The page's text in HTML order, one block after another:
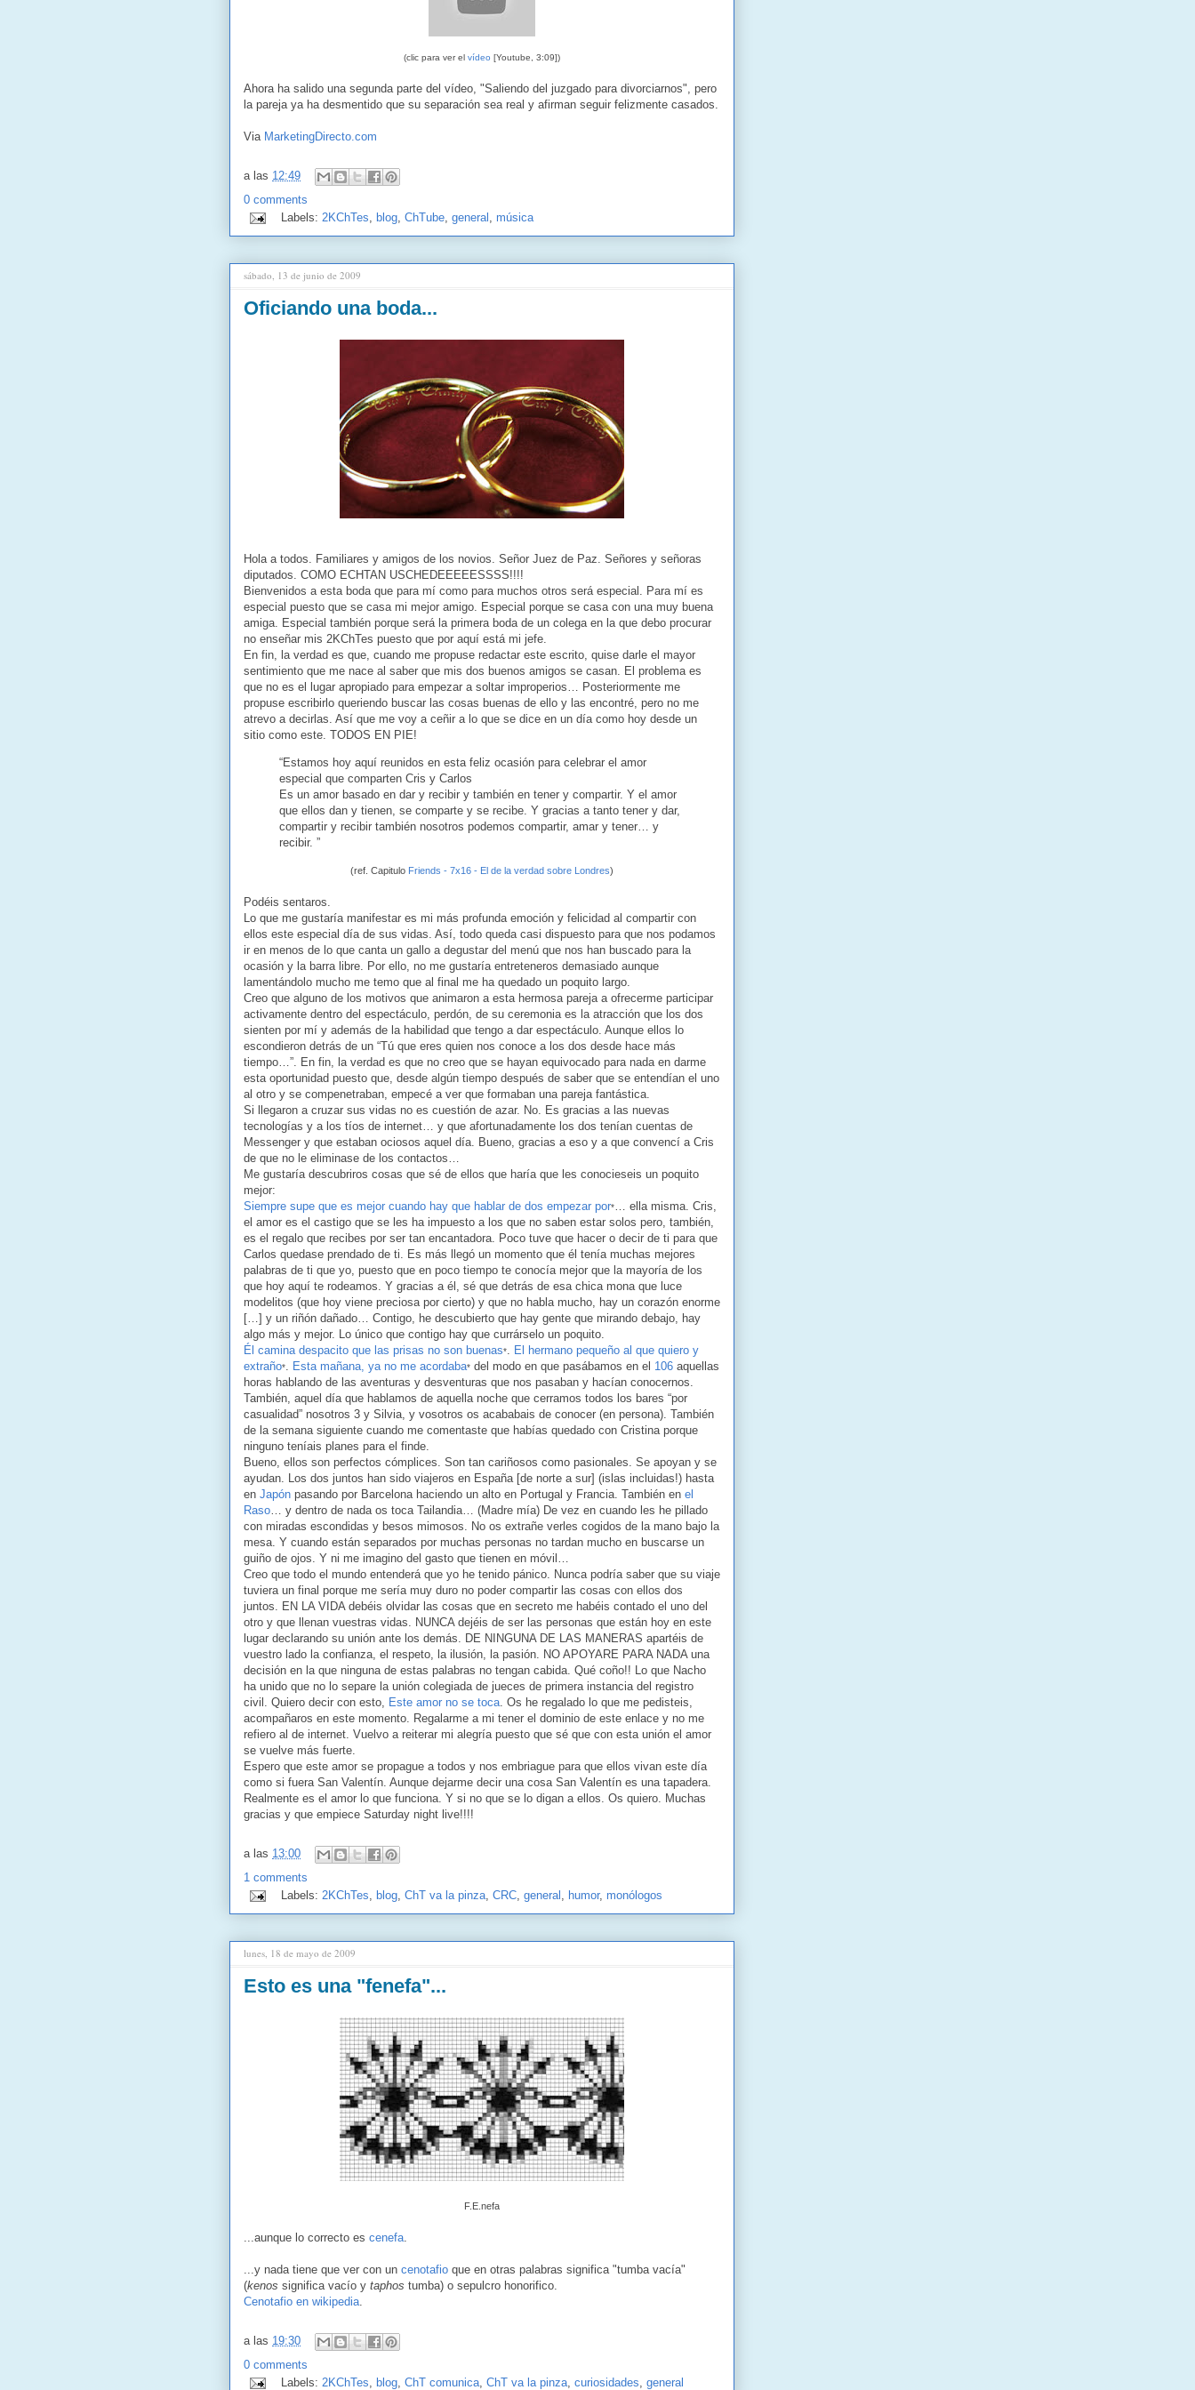
(clic para ver el vídeo [Youtube, 3:09])
Ahora ha salido una segunda parte del vídeo, "Saliendo del juzgado para divorciarnos", pero
la pareja ya ha desmentido que su separación sea real y afirman seguir felizmente casados.
Via MarketingDirecto.com
a las 12:49
0 comments
Labels: 2KChTes blog, ChTube, general música
sábado, 13 de junio de 2009
Oficiando una boda...
Hola a todos. Familiares y amigos de los novios. Señor Juez de Paz. Señores y señoras
diputados. COMO ECHTAN USCHEDEEEEESSSS!!!!
Bienvenidos a esta boda que para mí como para muchos otros será especial. Para mí es
especial puesto que se casa mi mejor amigo. Especial porque se casa con una muy buena
amiga. Especial también porque será la primera boda de un colega en la que debo procurar
no enseñar mis 2KChTes puesto que por aquí está mi jefe.
En fin, la verdad es que, cuando me propuse redactar este escrito, quise darle el mayor
sentimiento que me nace al saber que mis dos buenos amigos se casan. El problema es
que no es el lugar apropiado para empezar a soltar improperios… Posteriormente me
propuse escribirlo queriendo buscar las cosas buenas de ello y las encontré, pero no me
atrevo a decirlas. Así que me voy a ceñir a lo que se dice en un día como hoy desde un
sitio como este. TODOS EN PIE!
“Estamos hoy aquí reunidos en esta feliz ocasión para celebrar el amor
especial que comparten Cris y Carlos
Es un amor basado en dar y recibir y también en tener y compartir. Y el amor
que ellos dan y tienen, se comparte y se recibe. Y gracias a tanto tener y dar,
compartir y recibir también nosotros podemos compartir, amar y tener… y
recibir. ”
(ref. Capitulo Friends - 7x16 - El de la verdad sobre Londres)
Podéis sentaros.
Lo que me gustaría manifestar es mi más profunda emoción y felicidad al compartir con
ellos este especial día de sus vidas. Así, todo queda casi dispuesto para que nos podamos
ir en menos de lo que canta un gallo a degustar del menú que nos han buscado para la
ocasión y la barra libre. Por ello, no me gustaría entreteneros demasiado aunque
lamentándolo mucho me temo que al final me ha quedado un poquito largo.
Creo que alguno de los motivos que animaron a esta hermosa pareja a ofrecerme participar
activamente dentro del espectáculo, perdón, de su ceremonia es la atracción que los dos
sienten por mí y además de la habilidad que tengo a dar espectáculo. Aunque ellos lo
escondieron detrás de un “Tú que eres quien nos conoce a los dos desde hace más
tiempo…”. En fin, la verdad es que no creo que se hayan equivocado para nada en darme
esta oportunidad puesto que, desde algún tiempo después de saber que se entendían el uno
al otro y se compenetraban, empecé a ver que formaban una pareja fantástica.
Si llegaron a cruzar sus vidas no es cuestión de azar. No. Es gracias a las nuevas
tecnologías y a los tíos de internet… y que afortunadamente los dos tenían cuentas de
Messenger y que estaban ociosos aquel día. Bueno, gracias a eso y a que convencí a Cris
de que no le eliminase de los contactos…
Me gustaría descubriros cosas que sé de ellos que haría que les conocieseis un poquito
mejor:
Siempre supe que es mejor cuando hay que hablar de dos empezar por*
… ella misma. Cris,
el amor es el castigo que se les ha impuesto a los que no saben estar solos pero, también,
es el regalo que recibes por ser tan encantadora. Poco tuve que hacer o decir de ti para que
Carlos quedase prendado de ti. Es más llegó un momento que él tenía muchas mejores
palabras de ti que yo, puesto que en poco tiempo te conocía mejor que la mayoría de los
que hoy aquí te rodeamos. Y gracias a él, sé que detrás de esa chica mona que luce
modelitos (que hoy viene preciosa por cierto) y que no habla mucho, hay un corazón enorme
[…] y un riñón dañado… Contigo, he descubierto que hay gente que mirando debajo, hay
algo más y mejor. Lo único que contigo hay que currárselo un poquito.
Él camina despacito que las prisas no son buenas*
El hermano pequeño al que quiero y
extraño* Esta mañana, ya no me acordaba* del modo en que pasábamos en el 106 aquellas
horas hablando de las aventuras y desventuras que nos pasaban y hacían conocernos.
También, aquel día que hablamos de aquella noche que cerramos todos los bares “por
casualidad” nosotros 3 y Silvia, y vosotros os acababais de conocer (en persona). También
de la semana siguiente cuando me comentaste que habías quedado con Cristina porque
ninguno teníais planes para el finde.
Bueno, ellos son perfectos cómplices. Son tan cariñosos como pasionales. Se apoyan y se
ayudan. Los dos juntos han sido viajeros en España [de norte a sur] (islas incluidas!) hasta
en Japón pasando por Barcelona haciendo un alto en Portugal y Francia. También en el
Raso … y dentro de nada os toca Tailandia… (Madre mía) De vez en cuando les he pillado
con miradas escondidas y besos mimosos. No os extrañe verles cogidos de la mano bajo la
mesa. Y cuando están separados por muchas personas no tardan mucho en buscarse un
guiño de ojos. Y ni me imagino del gasto que tienen en móvil…
Creo que todo el mundo entenderá que yo he tenido pánico. Nunca podría saber que su viaje
tuviera un final porque me sería muy duro no poder compartir las cosas con ellos dos
juntos. EN LA VIDA debéis olvidar las cosas que en secreto me habéis contado el uno del
otro y que llenan vuestras vidas. NUNCA dejéis de ser las personas que están hoy en este
lugar declarando su unión ante los demás. DE NINGUNA DE LAS MANERAS apartéis de
vuestro lado la confianza, el respeto, la ilusión, la pasión. NO APOYARE PARA NADA una
decisión en la que ninguna de estas palabras no tengan cabida. Qué coño!! Lo que Nacho
ha unido que no lo separe la unión colegiada de jueces de primera instancia del registro
civil. Quiero decir con esto,
Este amor no se toca . Os he regalado lo que me pedisteis,
acompañaros en este momento. Regalarme a mi tener el dominio de este enlace y no me
refiero al de internet. Vuelvo a reiterar mi alegría puesto que sé que con esta unión el amor
se vuelve más fuerte.
Espero que este amor se propague a todos y nos embriague para que ellos vivan este día
como si fuera San Valentín. Aunque dejarme decir una cosa San Valentín es una tapadera.
Realmente es el amor lo que funciona. Y si no que se lo digan a ellos. Os quiero. Muchas
gracias y que empiece Saturday night live!!!!
a las 13:00
1 comments
Labels: 2KChTes blog, ChT va la pinza, CRC, general humor, monólogos
lunes, 18 de mayo de 2009
Esto es una "fenefa"...
F.E.nefa
...aunque lo correcto es cenefa
...y nada tiene que ver con un cenotafio que en otras palabras significa "tumba vacía"
(kenos significa vacío y taphos tumba) o sepulcro honorifico.
Cenotafio en wikipedia
a las 19:30
0 comments
Labels: 2KChTes blog, ChT comunica, ChT va la pinza, curiosidades general